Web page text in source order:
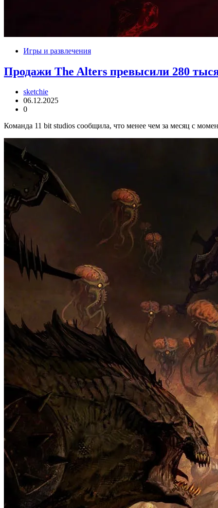
Игры и развлечения
Продажи The Alters превысили 280
sketchie
06.12.2025
0
Команда 11 bit studios сообщила, что менее чем за месяц с